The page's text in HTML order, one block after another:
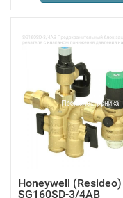
Honeywell (Resideo)
SG160SD-3/4AB